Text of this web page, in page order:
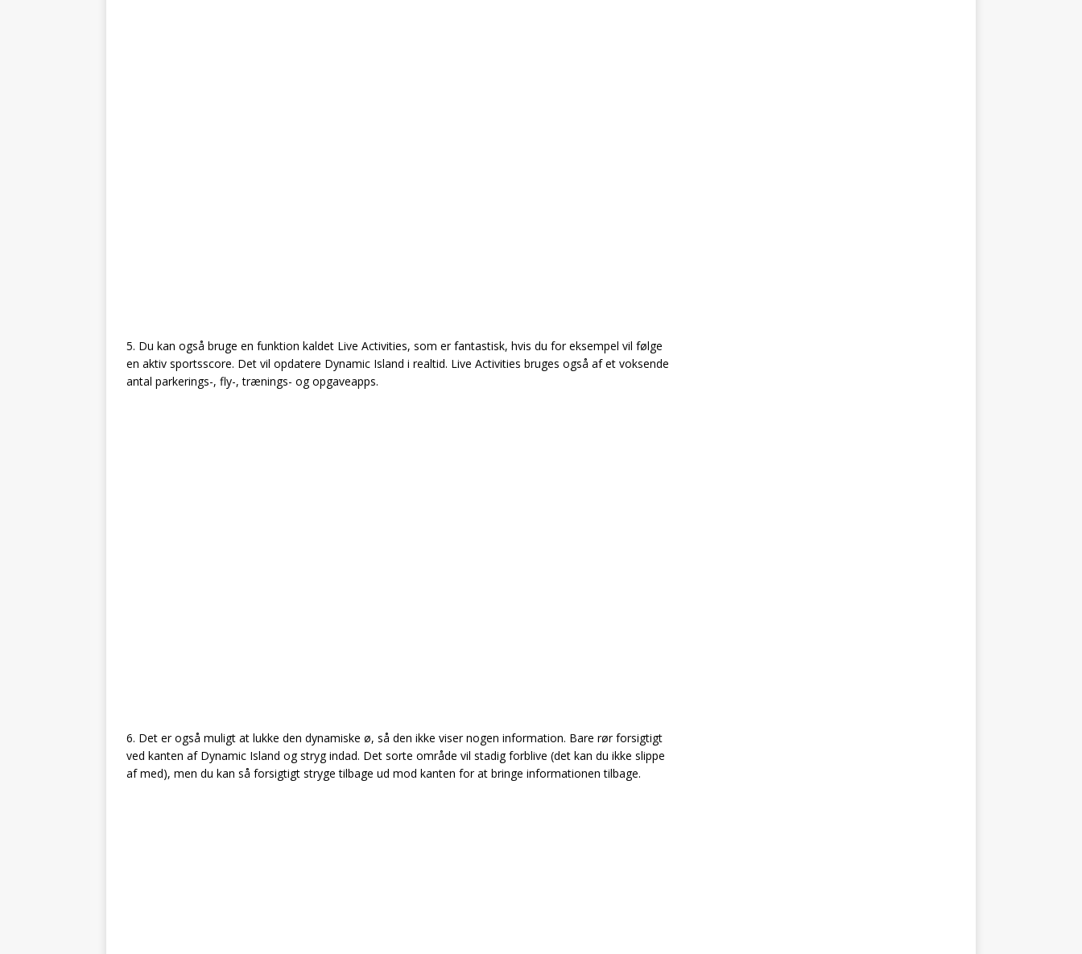
5. Du kan også bruge en funktion kaldet Live Activities, som er fantastisk, hvis du for eksempel vil følge
en aktiv sportsscore. Det vil opdatere Dynamic Island i realtid. Live Activities bruges også af et voksende
antal parkerings-, fly-, trænings- og opgaveapps.
6. Det er også muligt at lukke den dynamiske ø, så den ikke viser nogen information. Bare rør forsigtigt
ved kanten af Dynamic Island og stryg indad. Det sorte område vil stadig forblive (det kan du ikke slippe
af med), men du kan så forsigtigt stryge tilbage ud mod kanten for at bringe informationen tilbage.